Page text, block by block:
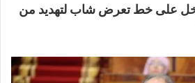
على خط تعرض شاب لتهديد من